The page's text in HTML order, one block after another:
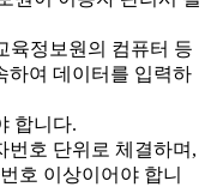
육정보원의 컴퓨터 등
하여 데이터를 입력하
합니다.
호 단위로 체결하며,
호 이상이어야 합니